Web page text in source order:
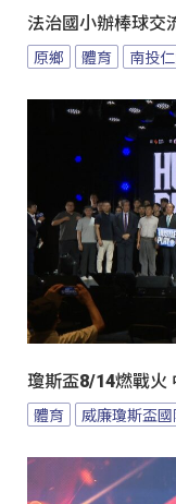
法治國小辦棒球交
原鄉 體育 南投
瓊斯盃8/14燃戰火
體育 威廉瓊斯盃